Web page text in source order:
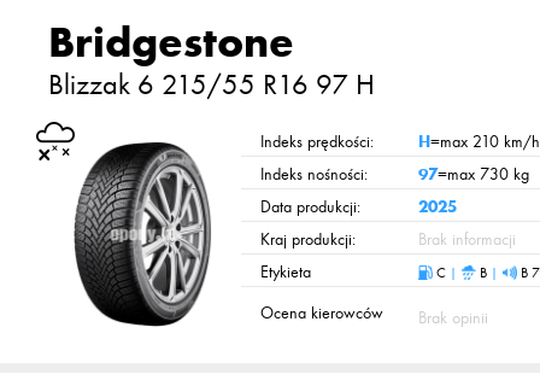
Bridgestone
Blizzak 6 215/55 R16 97 H
Indeks prędkości: H=max 210 km/h
Indeks nośności:
97=max 730 kg
Data produkcji:
2025
Kraj produkcji:
Brak informacji
Etykieta
C | B | B
Ocena kierowców Brak opinii